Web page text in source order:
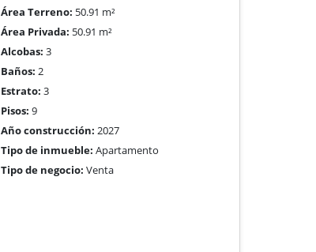
Área Terreno: 50.91 m²
Área Privada: 50.91 m²
Alcobas: 3
Baños: 2
Estrato: 3
Pisos: 9
Año construcción: 2027
Tipo de inmueble: Apartamento
Tipo de negocio: Venta